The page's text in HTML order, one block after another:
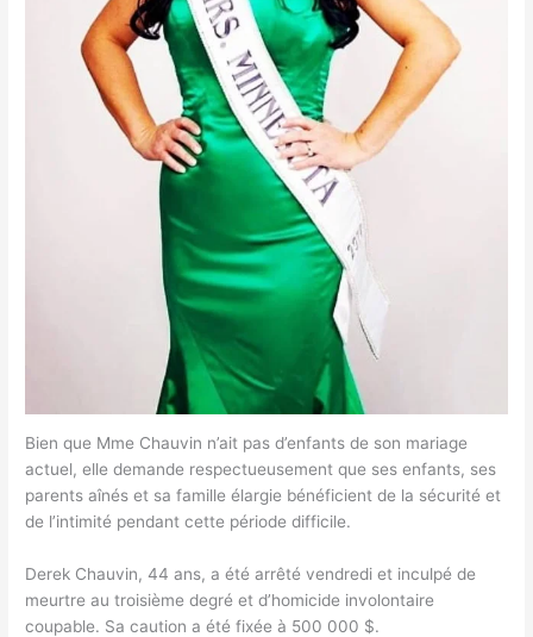
Bien que Mme Chauvin n’ait pas d’enfants de son mariage
actuel, elle demande respectueusement que ses enfants, ses
parents aînés et sa famille élargie bénéficient de la sécurité et
de l’intimité pendant cette période difficile.
Derek Chauvin, 44 ans, a été arrêté vendredi et inculpé de
meurtre au troisième degré et d’homicide involontaire
coupable. Sa caution a été fixée à 500 000 $.